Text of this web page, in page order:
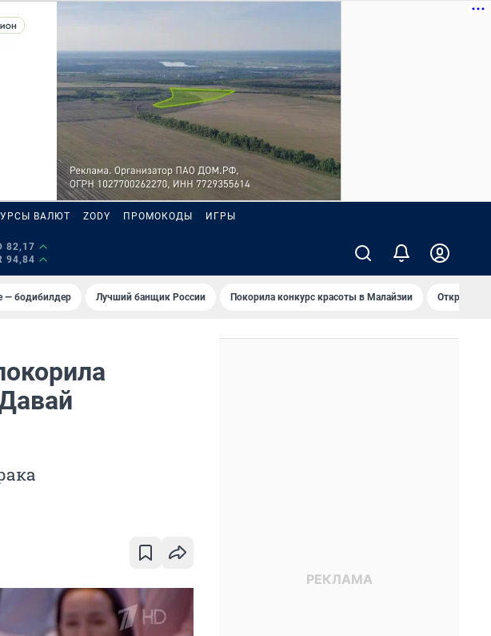
ВАЛЮТ ZODY ПРОМОКОДЫ ИГРЫ
82,17
94,84
— бодибилдер Лучший банщик России Покорила конкурс красоты в Малайзии Открыл